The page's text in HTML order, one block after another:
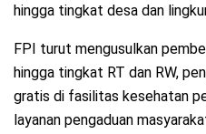
hingga tingkat desa dan
FPI turut mengusulkan
hingga tingkat RT dan RW,
gratis di fasilitas kesehatan
layanan pengaduan